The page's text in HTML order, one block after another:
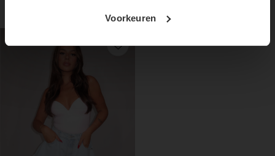
Voorkeuren
RECENTE ARTIKELEN